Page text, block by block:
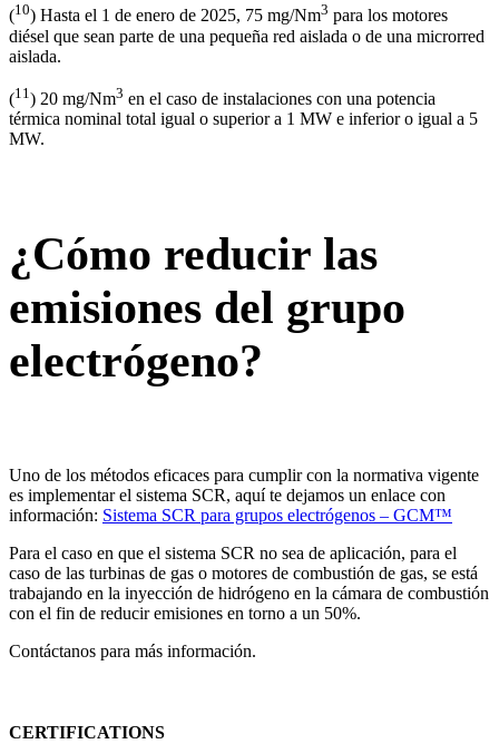
(10) Hasta el 1 de enero de 2025, 75 mg/Nm3 para los motores
diésel que sean parte de una pequeña red aislada o de una microrred
aislada.
(11 ) 20 mg/Nm3 en el caso de instalaciones con una potencia
térmica nominal total igual o superior a 1 MW e inferior o igual a 5
MW.
¿Cómo reducir las
emisiones del grupo
electrógeno?
Uno de los métodos eficaces para cumplir con la normativa vigente
es implementar el sistema SCR, aquí te dejamos un enlace con
información: Sistema SCR para grupos electrógenos – GCM™
Para el caso en que el sistema SCR no sea de aplicación, para el
caso de las turbinas de gas o motores de combustión de gas, se está
trabajando en la inyección de hidrógeno en la cámara de combustión
con el fin de reducir emisiones en torno a un 50%.
Contáctanos para más información.
CERTIFICATIONS